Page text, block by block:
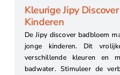
Kleurige Jipy
Kinderen
De Jipy discover badbloem
jonge kinderen. Dit
verschillende kleuren en
badwater. Stimuleer de